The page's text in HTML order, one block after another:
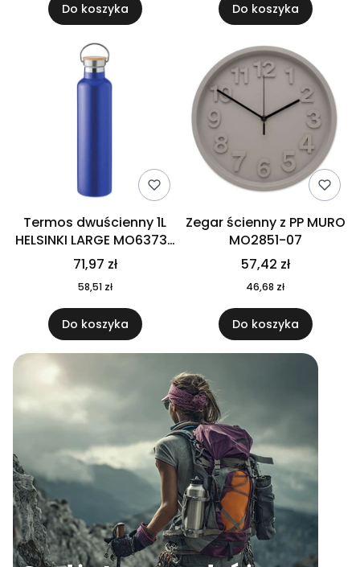
Do koszyka Do koszyka
Termos dwuścienny 1L
HELSINKI LARGE MO6373-
04
71,97 zł
58,51 zł
Do koszyka
Zegar ścienny z PP MURO
MO2851-07
57,42 zł
46,68 zł
Do koszyka